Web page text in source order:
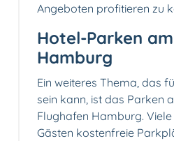
Angeboten profitieren zu
Hotel-Parken
Hamburg
Ein weiteres Thema, das
sein kann, ist das Parken
Flughafen Hamburg.
Gästen kostenfreie